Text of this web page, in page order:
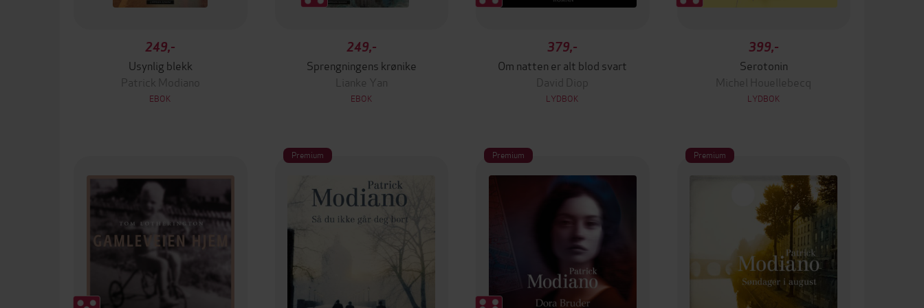
249,-
Usynlig blekk
Patrick Modiano
EBOK
249,-
Sprengningens krønike
Lianke Yan
EBOK
379,-
Om natten er alt blod svart
David Diop
LYDBOK
399,-
Serotonin
Michel Houellebecq
LYDBOK
Premium Premium Premium